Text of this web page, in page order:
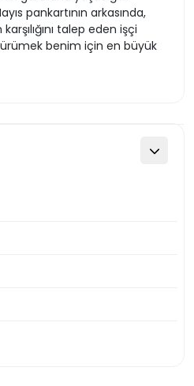
pankartının arkasında,
talep eden işçi
benim için en büyük